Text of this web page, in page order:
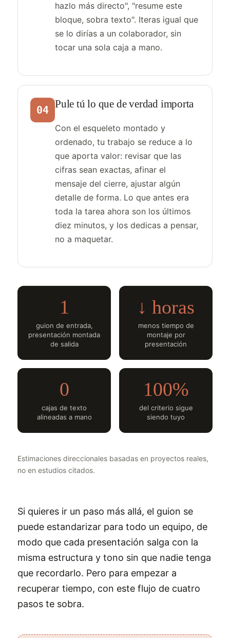
hazlo más directo", "resume este
bloque, sobra texto". Iteras igual que
se lo dirías a un colaborador, sin
tocar una sola caja a mano.
04 Pule tú lo que de verdad importa
Con el esqueleto montado y
ordenado, tu trabajo se reduce a lo
que aporta valor: revisar que las
cifras sean exactas, afinar el
mensaje del cierre, ajustar algún
detalle de forma. Lo que antes era
toda la tarea ahora son los últimos
diez minutos, y los dedicas a pensar,
no a maquetar.
1
guion de entrada,
presentación montada
de salida
↓ horas
menos tiempo de
montaje por
presentación
0
cajas de texto
alineadas a mano
100%
del criterio sigue
siendo tuyo
Estimaciones direccionales basadas en proyectos reales,
no en estudios citados.
Si quieres ir un paso más allá, el guion se
puede estandarizar para todo un equipo, de
modo que cada presentación salga con la
misma estructura y tono sin que nadie tenga
que recordarlo. Pero para empezar a
recuperar tiempo, con este flujo de cuatro
pasos te sobra.